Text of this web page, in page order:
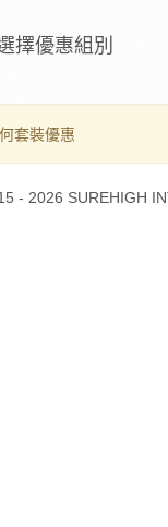
擇優惠組別
套裝優惠
- 2026 SUREHIGH